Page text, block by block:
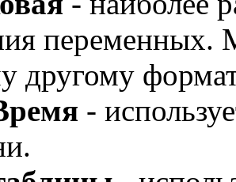
переменных.
другому
-